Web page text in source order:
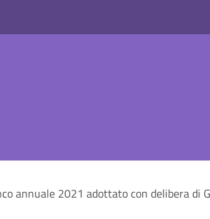
annuale 2021 adottato con delibera di